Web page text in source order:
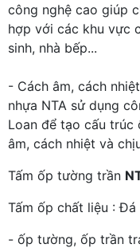
công nghệ cao giúp
hợp với các khu vực
sinh, nhà bếp...
- Cách âm, cách
nhựa NTA sử dụng
Loan để tạo cấu trúc
âm, cách nhiệt và
Tấm ốp tường trần
Tấm ốp chất liệu : Đá
- ốp tường, ốp trần